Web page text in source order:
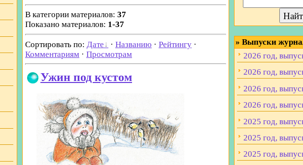
В категории материалов: 37
Показано материалов: 1-37
Сортировать по: Дате · Названию · Рейтингу·
Комментариям· Просмотрам
Ужин под кустом
» Выпуски
2026 год,
2026 год,
2026 год,
2026 год,
2025 год,
2025 год,
2025 год,